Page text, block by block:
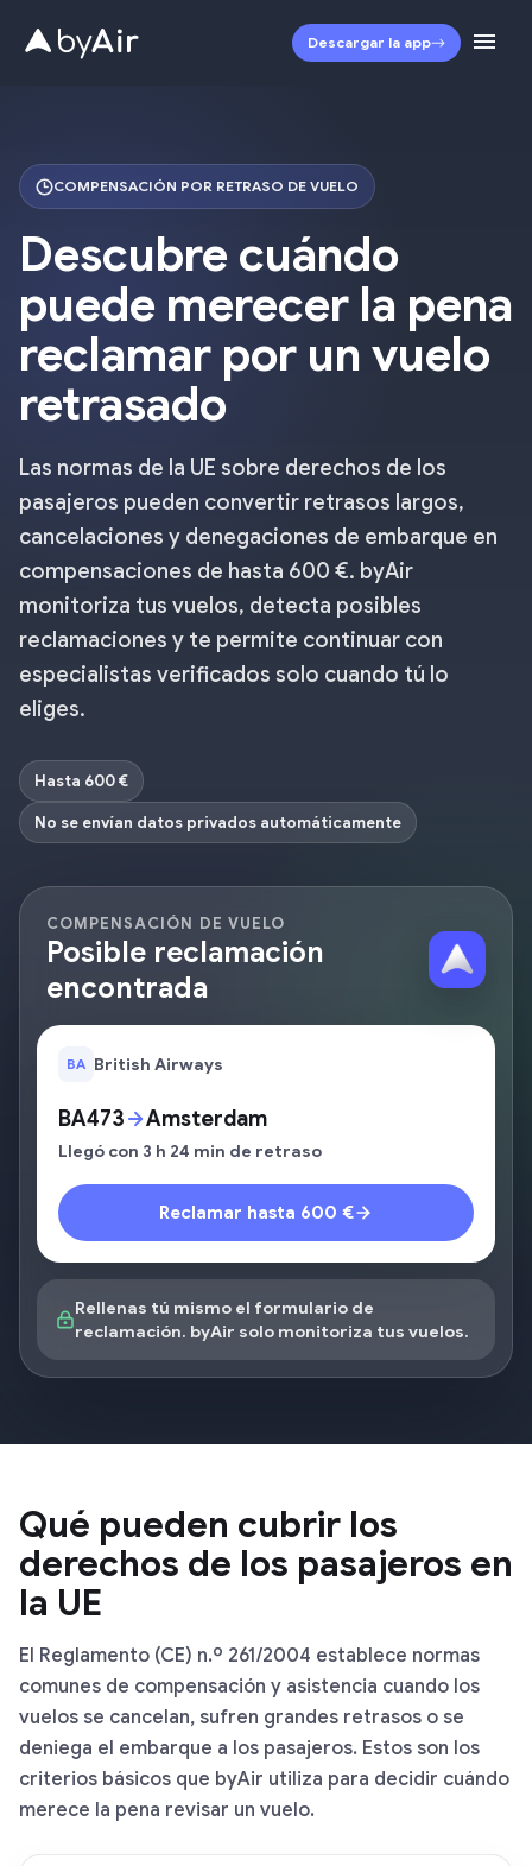
Descargar la app
COMPENSACIÓN POR RETRASO DE VUELO
Descubre cuándo
puede merecer la pena
reclamar por un vuelo
retrasado
Las normas de la UE sobre derechos de los
pasajeros pueden convertir retrasos largos,
cancelaciones y denegaciones de embarque en
compensaciones de hasta 600 €. byAir
monitoriza tus vuelos, detecta posibles
reclamaciones y te permite continuar con
especialistas verificados solo cuando tú lo
eliges.
Hasta 600 €
No se envían datos privados automáticamente
COMPENSACIÓN DE VUELO
Posible reclamación
encontrada
BA British Airways
BA473 Amsterdam
Llegó con 3 h 24 min de retraso
Reclamar hasta 600 €
Rellenas tú mismo el formulario de
reclamación. byAir solo monitoriza tus vuelos.
Qué pueden cubrir los
derechos de los pasajeros en
la UE
El Reglamento (CE) n.º 261/2004 establece normas
comunes de compensación y asistencia cuando los
vuelos se cancelan, sufren grandes retrasos o se
deniega el embarque a los pasajeros. Estos son los
criterios básicos que byAir utiliza para decidir cuándo
merece la pena revisar un vuelo.